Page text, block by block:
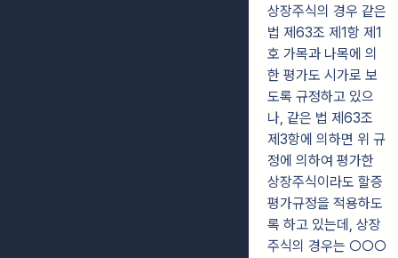
상장주식의 경우 같은
법 제63조 제1항 제1
호 가목과 나목에 의
한 평가도 시가로 보
도록 규정하고 있으
나, 같은 법 제63조
제3항에 의하면 위 규
정에 의하여 평가한
상장주식이라도 할증
평가규정을 적용하도
록 하고 있는데, 상장
주식의 경우는 ○○○